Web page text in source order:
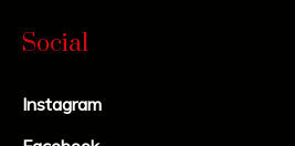
Social
Instagram